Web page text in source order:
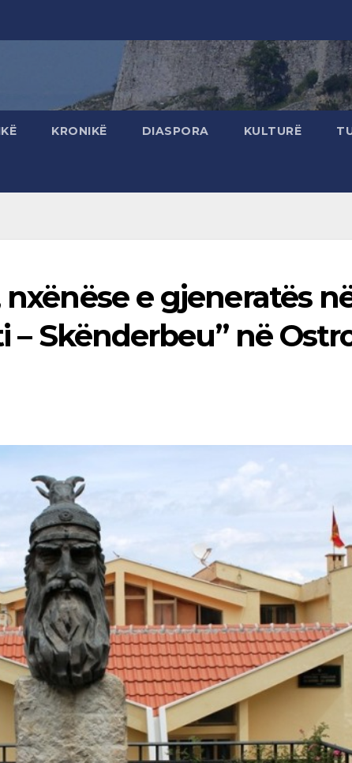
KRONIKË DIASPORA KULTURË
e gjeneratës
– Skënderbeu” në